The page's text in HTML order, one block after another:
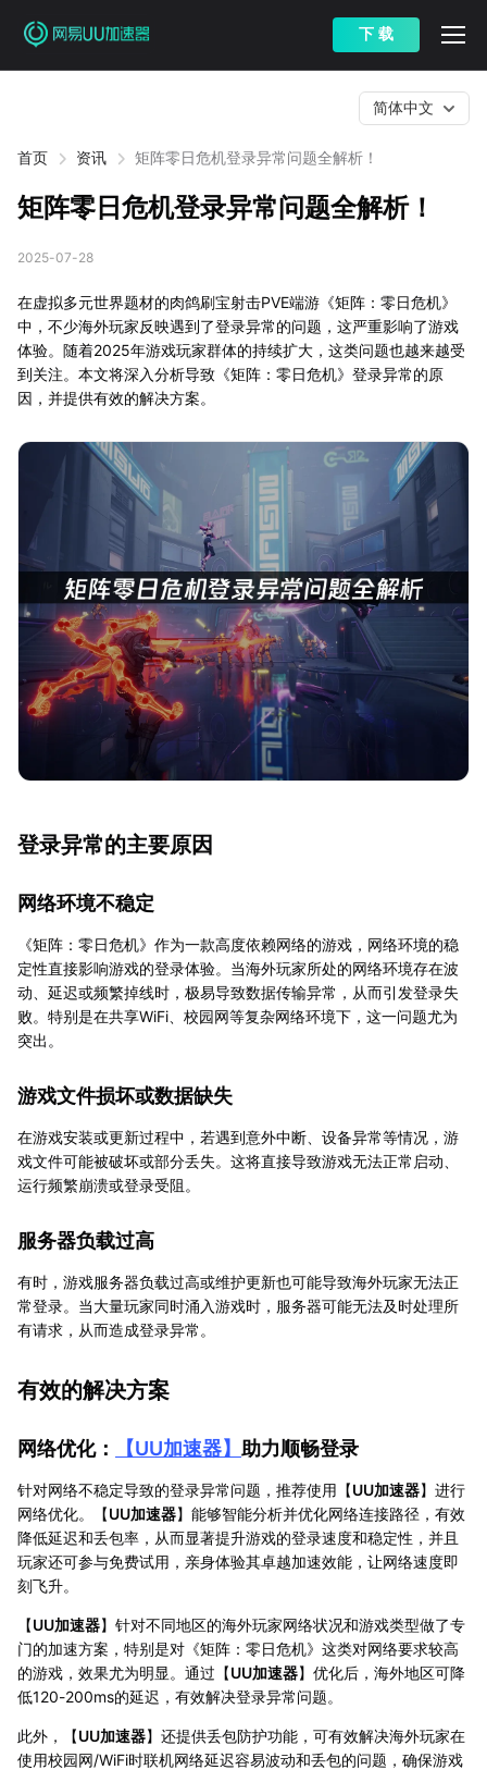
下 载
首页 资讯 矩阵零日危机登录异常问题全解析！
简体中文
矩阵零日危机登录异常问题全解析！
2025-07-28
在虚拟多元世界题材的肉鸽刷宝射击PVE端游《矩阵：零日危机》
中，不少海外玩家反映遇到了登录异常的问题，这严重影响了游戏
体验。随着2025年游戏玩家群体的持续扩大，这类问题也越来越受
到关注。本文将深入分析导致《矩阵：零日危机》登录异常的原
因，并提供有效的解决方案。
登录异常的主要原因
网络环境不稳定
《矩阵：零日危机》作为一款高度依赖网络的游戏，网络环境的稳
定性直接影响游戏的登录体验。当海外玩家所处的网络环境存在波
动、延迟或频繁掉线时，极易导致数据传输异常，从而引发登录失
败。特别是在共享WiFi、校园网等复杂网络环境下，这一问题尤为
突出。
游戏文件损坏或数据缺失
在游戏安装或更新过程中，若遇到意外中断、设备异常等情况，游
戏文件可能被破坏或部分丢失。这将直接导致游戏无法正常启动、
运行频繁崩溃或登录受阻。
服务器负载过高
有时，游戏服务器负载过高或维护更新也可能导致海外玩家无法正
常登录。当大量玩家同时涌入游戏时，服务器可能无法及时处理所
有请求，从而造成登录异常。
有效的解决方案
网络优化： 【UU加速器】 助力顺畅登录
针对网络不稳定导致的登录异常问题，推荐使用【UU加速器】进行
网络优化。【UU加速器】能够智能分析并优化网络连接路径，有效
降低延迟和丢包率，从而显著提升游戏的登录速度和稳定性，并且
玩家还可参与免费试用，亲身体验其卓越加速效能，让网络速度即
刻飞升。
【UU加速器】针对不同地区的海外玩家网络状况和游戏类型做了专
门的加速方案，特别是对《矩阵：零日危机》这类对网络要求较高
的游戏，效果尤为明显。通过【UU加速器】优化后，海外地区可降
低120-200ms的延迟，有效解决登录异常问题。
此外，【UU加速器】还提供丢包防护功能，可有效解决海外玩家在
使用校园网/WiFi时联机网络延迟容易波动和丢包的问题，确保游戏